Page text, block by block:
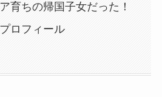
育ちの帰国子女だった！
ロフィール